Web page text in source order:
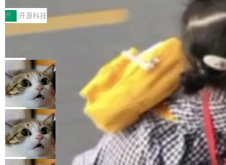
常维护操作，并完整支持 Iceberg V3 格式。
村国家自主创新示范区会议中心开幕。本届大会
由中关村智联软件服务业质量创新联盟主办，以
“智构可信·质创未来——AI原生时代的质量新范
式”为主题，直面AI从实验室走向规模化产业落地
的核心质量命题。会上，《2026智能研发生产力
工具选型手册》发布，Testin云测的Testin XAge
nt智能测试系统入选AI测试领域代表产品。对CI
O而言，这提示了一个转变：AI测试正在从效率
工具升级为企业的质量基础设施。 CIO面对的新
现实 过去两年，CIO们的焦虑清单上多了两项：
一是如何让大模型和智能体应用安全地从PoC走
向生产，二是如何让测试团队跟得上AI应用...
开 开源科技
让非法状态不可表示：一篇关于 ADT
有一种东西，一旦用过就回不去了。Alex Fedos
eev 管它叫"软件设计的基石"。 他说的东西不新
鲜——代数数据类型（ADT），尤其是和类型
（sum type）。但他说清楚了一件事：这不是类
型系统的学术体操，是日常编码的思维方式。 文
章从一个简单的例子切入。一个网站的深色主题
设置，如果用布尔值 + 可空字段来表示——bool
ean 表示是否可切换，nullable 的默认模式、浅
色方案、深色方案——会产生大量无意义的组
合。方案缺了、配置冲突了、全 null 了。要知道
局
Cloudflare 开源内部企业 AI 平台 Clou
dflare OS
Cloudflare 发布了一个开源项目 Cloudflare O
S。如果你只看官方博客，你会觉得这是又一
个"AI 知识库 + 聊天机器人"——每个大厂都在
做，没什么新鲜的。 但 Kenton Varda 在 Twitte
r 上把事情说清楚了： 今天我们发布了 Cloudfla
re OS，一个带连接器的聊天机器人，跟其他所
局
Deno 团队开源 Celld，可自托管的分
布式 Durable Objects
Ryan Dahl 领导的 Deno 团队推出了最新开源项
目 Celld，一个能在自己机器上运行 Cloudflare